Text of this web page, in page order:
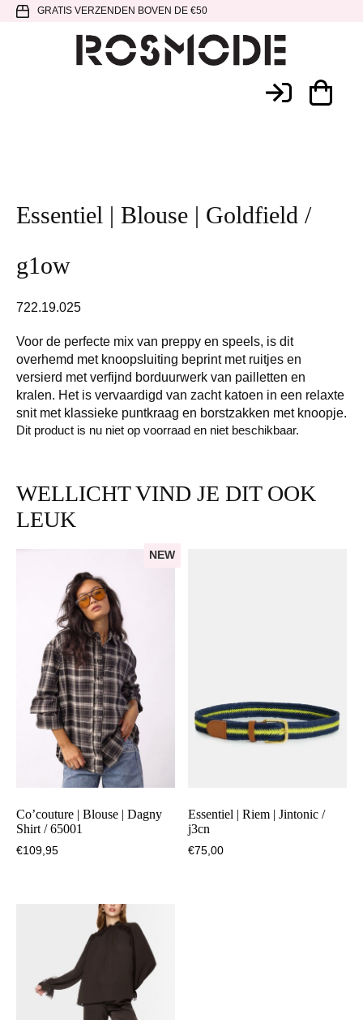
Spring
hoofdnavigatie
Door
SpringGRATIS VERZENDEN BOVEN DE €50
Essentiel | Blouse | Goldfield /
g1ow
722.19.025
Voor de perfecte mix van preppy en speels, is dit
overhemd met knoopsluiting beprint met ruitjes en
versierd met verfijnd borduurwerk van pailletten en
kralen. Het is vervaardigd van zacht katoen in een relaxte
snit met klassieke puntkraag en borstzakken met knoopje.
Dit product is nu niet op voorraad en niet beschikbaar.
WELLICHT VIND JE DIT OOK
LEUK
NEW
Co’couture | Blouse | Dagny
Shirt / 65001
€109,95
Essentiel | Riem | Jintonic /
j3cn
€75,00